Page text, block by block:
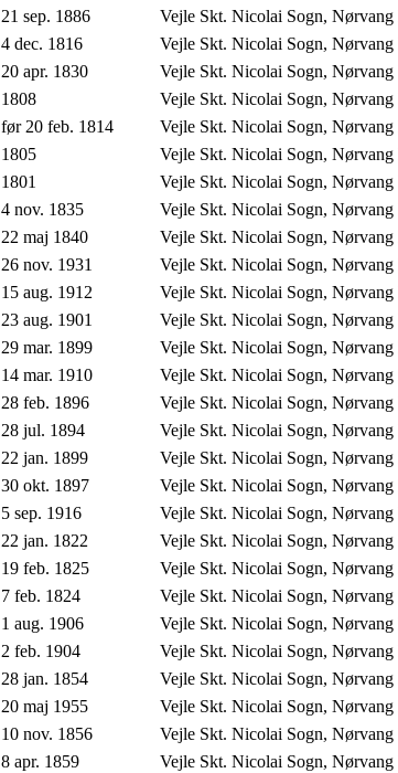
21 sep. 1886 Vejle Skt. Nicolai Sogn,
4 dec. 1816 Vejle Skt. Nicolai Sogn,
20 apr. 1830 Vejle Skt. Nicolai Sogn,
1808 Vejle Skt. Nicolai Sogn,
før 20 feb. 1814 Vejle Skt. Nicolai Sogn,
1805 Vejle Skt. Nicolai Sogn,
1801 Vejle Skt. Nicolai Sogn,
4 nov. 1835 Vejle Skt. Nicolai Sogn,
22 maj 1840 Vejle Skt. Nicolai Sogn,
26 nov. 1931 Vejle Skt. Nicolai Sogn,
15 aug. 1912 Vejle Skt. Nicolai Sogn,
23 aug. 1901 Vejle Skt. Nicolai Sogn,
29 mar. 1899 Vejle Skt. Nicolai Sogn,
14 mar. 1910 Vejle Skt. Nicolai Sogn,
28 feb. 1896 Vejle Skt. Nicolai Sogn,
28 jul. 1894 Vejle Skt. Nicolai Sogn,
22 jan. 1899 Vejle Skt. Nicolai Sogn,
30 okt. 1897 Vejle Skt. Nicolai Sogn,
5 sep. 1916 Vejle Skt. Nicolai Sogn,
22 jan. 1822 Vejle Skt. Nicolai Sogn,
19 feb. 1825 Vejle Skt. Nicolai Sogn,
7 feb. 1824 Vejle Skt. Nicolai Sogn,
1 aug. 1906 Vejle Skt. Nicolai Sogn,
2 feb. 1904 Vejle Skt. Nicolai Sogn,
28 jan. 1854 Vejle Skt. Nicolai Sogn,
20 maj 1955 Vejle Skt. Nicolai Sogn,
10 nov. 1856 Vejle Skt. Nicolai Sogn,
8 apr. 1859 Vejle Skt. Nicolai Sogn,